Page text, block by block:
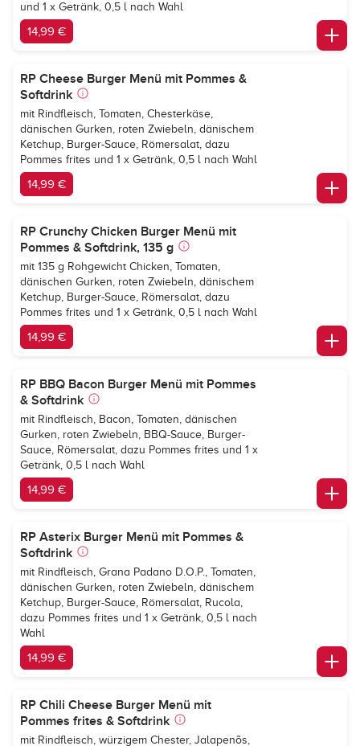
und 1 x Getränk, 0,5 l nach Wahl
14,99 €
RP Cheese Burger Menü mit Pommes &
Softdrink
mit Rindfleisch, Tomaten, Chesterkäse,
dänischen Gurken, roten Zwiebeln, dänischem
Ketchup, Burger-Sauce, Römersalat, dazu
Pommes frites und 1 x Getränk, 0,5 l nach Wahl
14,99 €
RP Crunchy Chicken Burger Menü mit
Pommes & Softdrink, 135 g
mit 135 g Rohgewicht Chicken, Tomaten,
dänischen Gurken, roten Zwiebeln, dänischem
Ketchup, Burger-Sauce, Römersalat, dazu
Pommes frites und 1 x Getränk, 0,5 l nach Wahl
14,99 €
RP BBQ Bacon Burger Menü mit Pommes
& Softdrink
mit Rindfleisch, Bacon, Tomaten, dänischen
Gurken, roten Zwiebeln, BBQ-Sauce, Burger-
Sauce, Römersalat, dazu Pommes frites und 1 x
Getränk, 0,5 l nach Wahl
14,99 €
RP Asterix Burger Menü mit Pommes &
Softdrink
mit Rindfleisch, Grana Padano D.O.P., Tomaten,
dänischen Gurken, roten Zwiebeln, dänischem
Ketchup, Burger-Sauce, Römersalat, Rucola,
dazu Pommes frites und 1 x Getränk, 0,5 l nach
Wahl
14,99 €
RP Chili Cheese Burger Menü mit
Pommes frites & Softdrink
mit Rindfleisch, würzigem Chester, Jalapenõs,